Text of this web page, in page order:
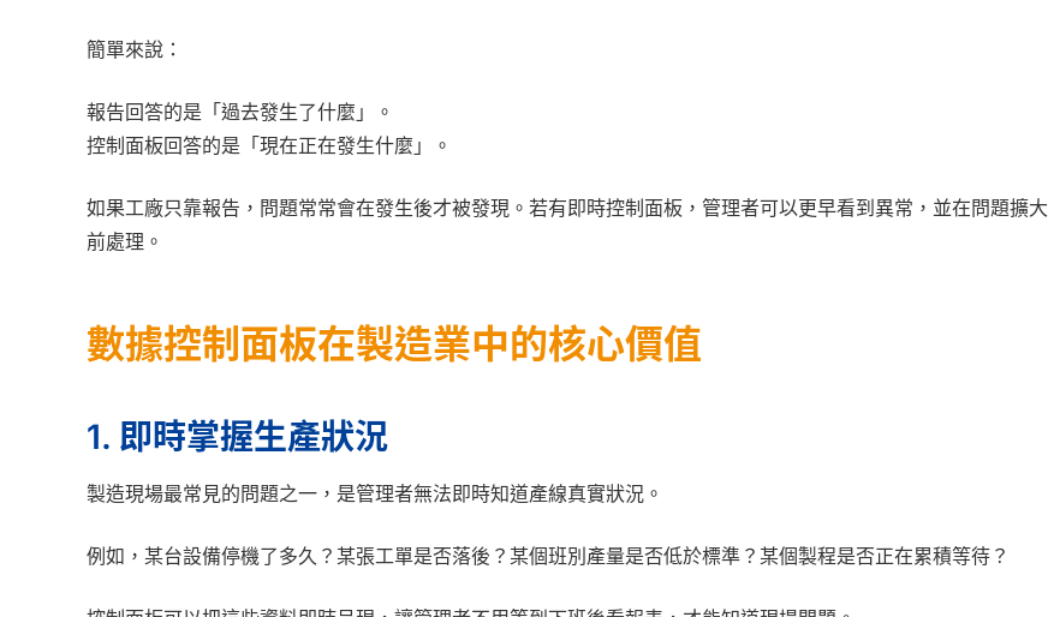
簡單來說：
報告回答的是「過去發生了什麼」。
控制面板回答的是「現在正在發生什麼」。
如果工廠只靠報告，問題常常會在發生後才被發現。若有即時控制面板，管理者可以更早看到異常，並在問題擴大
前處理。
數據控制面板在製造業中的核心價值
1. 即時掌握生產狀況
製造現場最常見的問題之一，是管理者無法即時知道產線真實狀況。
例如，某台設備停機了多久？某張工單是否落後？某個班別產量是否低於標準？某個製程是否正在累積等待？